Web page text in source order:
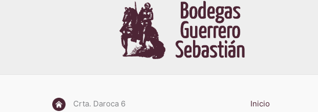
Crta. Daroca 6
Inicio